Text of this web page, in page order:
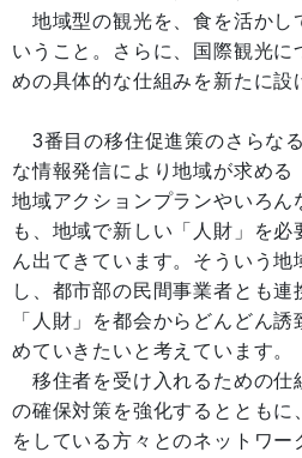
地域型の観光を、食を活かし
いうこと。さらに、国際観光に
めの具体的な仕組みを新たに設
3番目の移住促進策のさらな
な情報発信により地域が求める
地域アクションプランやいろん
も、地域で新しい「人財」を必
ん出てきています。そういう
し、都市部の民間事業者とも連
「人財」を都会からどんどん
めていきたいと考えています。
移住者を受け入れるための仕
の確保対策を強化するとともに
をしている方々とのネットワー